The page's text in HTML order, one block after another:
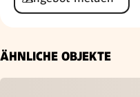
ÄHNLICHE OBJEKTE